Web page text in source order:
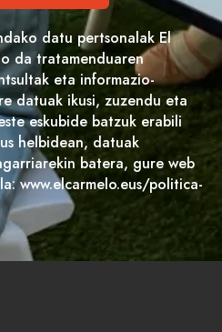
datu pertsonalak El
da tratamenduaren
eta informazio-
datuak ikusi, zuzendu eta
eskubide batzuk erabili
helbidean, datuak
batera, gure web
www.elcarmelo.eus/politica-